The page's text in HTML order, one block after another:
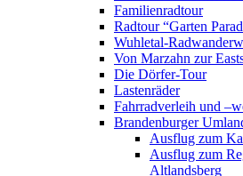
Familienradtour
Radtour “Garten
Wuhletal-
Von Marzahn zur
Die Dörfer-Tour
Lastenräder
Fahrradverleih und
Brandenburger
Ausflug zum
Ausflug zum
Altlandsberg